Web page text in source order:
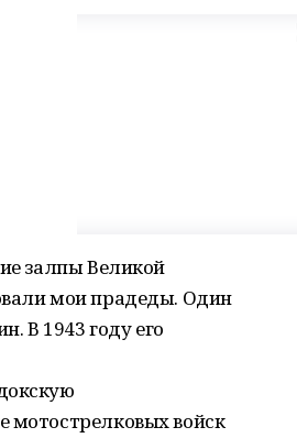
залпы Великой
мои прадеды. Один
В 1943 году его
мотострелковых войск